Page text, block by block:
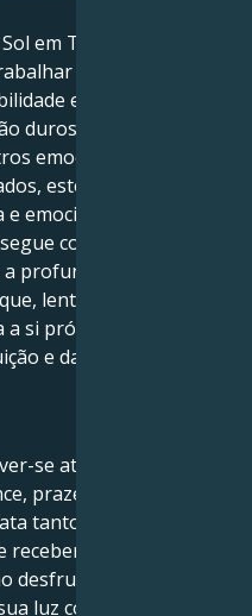
em Touro com
ao longo da vida
e segurança com
duros como pregos e
emocionais e
estes dois formam
emocionalmente
combinar a
profundidade da
lenta mas
si próprio (e a tudo o
e da paciência.
se através da sua
prazer e auto-
tanto de receber
- trata-se mais
da vida e
luz com o mundo. Já